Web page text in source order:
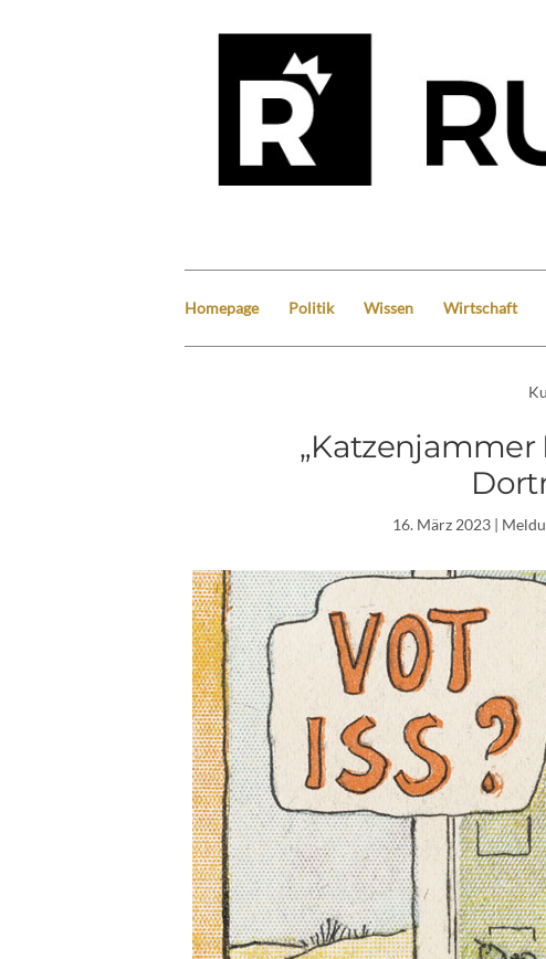
Homepage Politik Wissen Wirtschaft
„Katzenjammer
16. März 2023|